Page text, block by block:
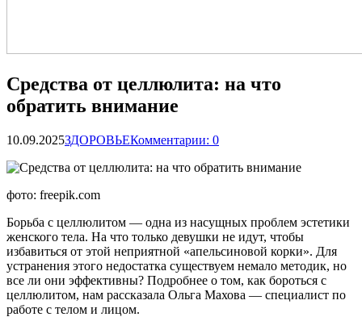
Средства от целлюлита: на что
обратить внимание
10.09.2025ЗДОРОВЬЕКомментарии: 0
фото: freepik.com
Борьба с целлюлитом — одна из насущных проблем эстетики
женского тела. На что только девушки не идут, чтобы
избавиться от этой неприятной «апельсиновой корки». Для
устранения этого недостатка существуем немало методик, но
все ли они эффективны? Подробнее о том, как бороться с
целлюлитом, нам рассказала Ольга Махова — специалист по
работе с телом и лицом.